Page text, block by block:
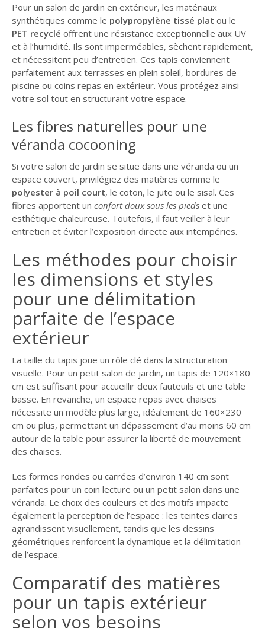
Pour un salon de jardin en extérieur, les matériaux
synthétiques comme le polypropylène tissé plat ou le
PET recyclé offrent une résistance exceptionnelle aux UV
et à l’humidité. Ils sont imperméables, sèchent rapidement,
et nécessitent peu d’entretien. Ces tapis conviennent
parfaitement aux terrasses en plein soleil, bordures de
piscine ou coins repas en extérieur. Vous protégez ainsi
votre sol tout en structurant votre espace.
Les fibres naturelles pour une
véranda cocooning
Si votre salon de jardin se situe dans une véranda ou un
espace couvert, privilégiez des matières comme le
polyester à poil court, le coton, le jute ou le sisal. Ces
fibres apportent un confort doux sous les piedset une
esthétique chaleureuse. Toutefois, il faut veiller à leur
entretien et éviter l’exposition directe aux intempéries.
Les méthodes pour choisir
les dimensions et styles
pour une délimitation
parfaite de l’espace
extérieur
La taille du tapis joue un rôle clé dans la structuration
visuelle. Pour un petit salon de jardin, un tapis de 120×180
cm est suffisant pour accueillir deux fauteuils et une table
basse. En revanche, un espace repas avec chaises
nécessite un modèle plus large, idéalement de 160×230
cm ou plus, permettant un dépassement d’au moins 60 cm
autour de la table pour assurer la liberté de mouvement
des chaises.
Les formes rondes ou carrées d’environ 140 cm sont
parfaites pour un coin lecture ou un petit salon dans une
véranda. Le choix des couleurs et des motifs impacte
également la perception de l’espace : les teintes claires
agrandissent visuellement, tandis que les dessins
géométriques renforcent la dynamique et la délimitation
de l’espace.
Comparatif des matières
pour un tapis extérieur
selon vos besoins